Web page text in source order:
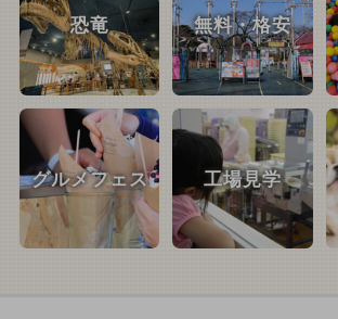
恐竜 無料・格安
グルメフェス 工場見学